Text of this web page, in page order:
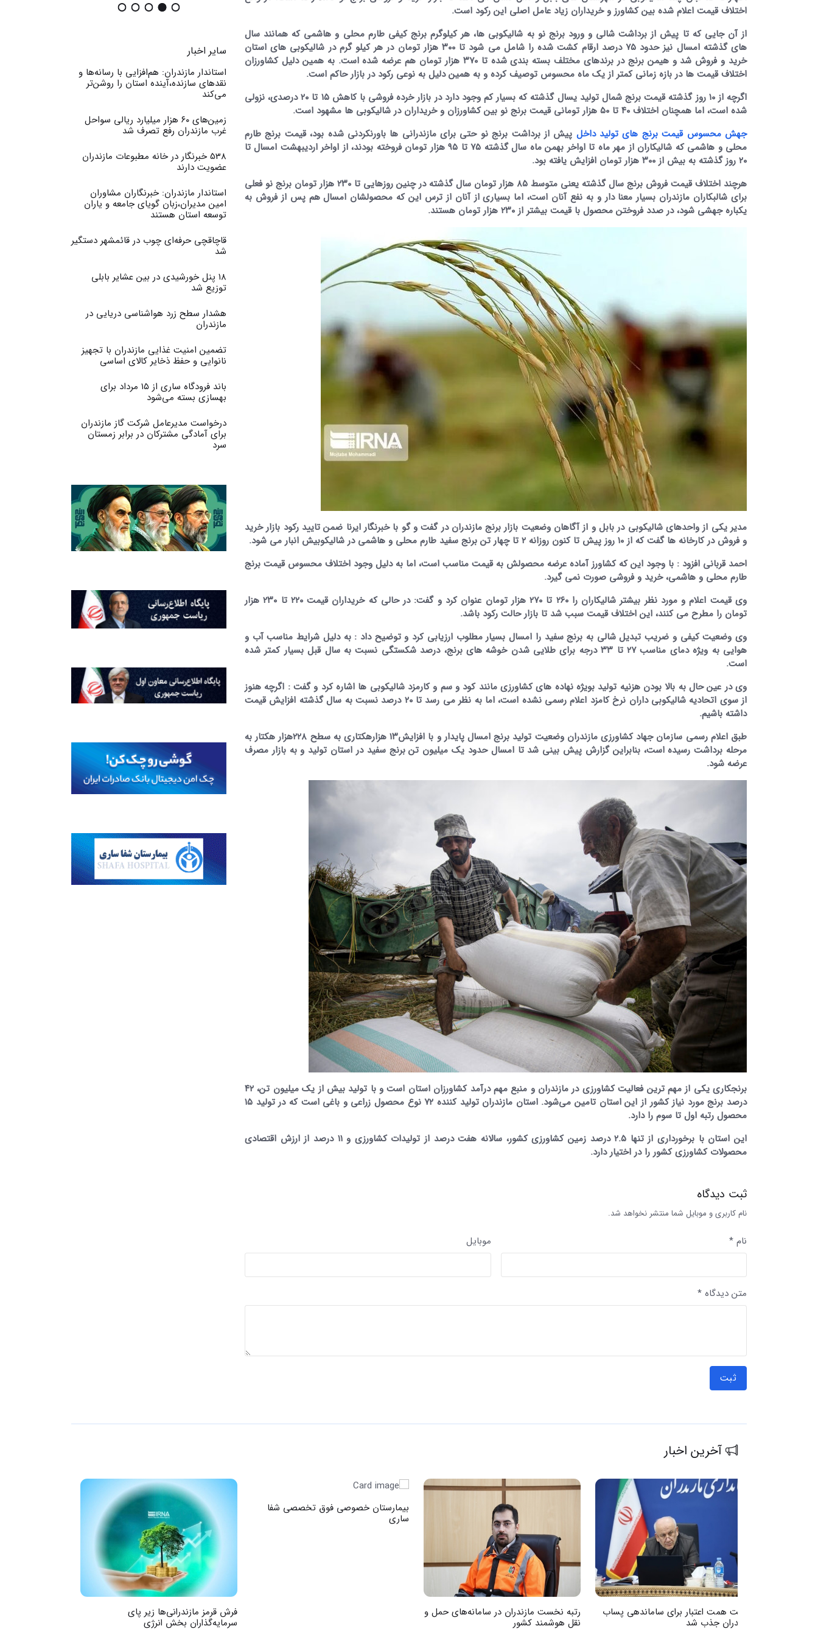
اختلاف قیمت اعلام شده بین کشاورز و خریداران زیاد عامل اصلی این رکود است.
از آن جایی که تا پیش از برداشت شالی و ورود برنج نو به شالیکوبی ها، هر کیلوگرم برنج کیفی طارم محلی و هاشمی که همانند سال
های گذشته امسال نیز حدود ۷۵ درصد ارقام کشت شده را شامل می شود تا ۳۰۰ هزار تومان در هر کیلو گرم در شالیکوبی های استان
خرید و فروش شد و هیمن برنج در برندهای مختلف بسته بندی شده تا ۳۷۰ هزار تومان هم عرضه شده است. به همین دلیل کشاورزان
اختلاف قیمت ها در بازه زمانی کمتر از یک ماه محسوس توصیف کرده و به همین دلیل به نوعی رکود در بازار حاکم است.
اگرچه از ۱۰ روز گذشته قیمت برنج شمال تولید یسال گذشته که بسیار کم وجود دارد در بازار خرده فروشی با کاهش ۱۵ تا ۲۰ درصدی، نزولی
شده است، اما همچنان اختلاف ۴۰ تا ۵۰ هزار تومانی قیمت برنج نو بین کشاورزان و خریداران در شالیکوبی ها مشهود است.
جهش محسوس قیمت برنج های تولید داخل پیش از برداشت برنج نو حتی برای مازندرانی ها باورنکردنی شده بود، قیمت برنج طارم
محلی و هاشمی که شالیکاران از مهر ماه تا اواخر بهمن ماه سال گذشته ۷۵ تا ۹۵ هزار تومان فروخته بودند، از اواخر اردیبهشت امسال تا
۲۰ روز گذشته به بیش از ۳۰۰ هزار تومان افزایش یافته بود.
هرچند اختلاف قیمت فروش برنج سال گذشته یعنی متوسط ۸۵ هزار تومان سال گذشته در چنین روزهایی تا ۲۳۰ هزار تومان برنج نو فعلی
برای شالبکاران مازندران بسیار معنا دار و به نفع آنان است، اما بسیاری از آنان از ترس این که محصولشان امسال هم پس از فروش به
یکباره جهشی شود، در صدد فروختن محصول با قیمت بیشتر از ۲۳۰ هزار تومان هستند.
مدیر یکی از واحدهای شالیکوبی در بابل و از آگاهان وضعیت بازار برنج مازندران در گفت و گو با خبرنگار ایرنا ضمن تایید رکود بازار خرید
و فروش در کارخانه ها گفت که از ۱۰ روز پیش تا کنون روزانه ۲ تا چهار تن برنج سفید طارم محلی و هاشمی در شالیکوبیش انبار می شود.
احمد قربانی افزود : با وجود این که کشاورز آماده عرضه محصولش به قیمت مناسب است، اما به دلیل وجود اختلاف محسوس قیمت برنج
طارم محلی و هاشمی، خرید و فروشی صورت نمی گیرد.
وی قیمت اعلام و مورد نظر بیشتر شالیکاران را ۲۶۰ تا ۲۷۰ هزار تومان عنوان کرد و گفت: در حالی که خریداران قیمت ۲۲۰ تا ۲۳۰ هزار
تومان را مطرح می کنند، این اختلاف قیمت سبب شد تا بازار حالت رکود باشد.
وی وضعیت کیفی و ضریب تبدیل شالی به برنج سفید را امسال بسیار مطلوب ارزیابی کرد و توضیح داد : به دلیل شرایط مناسب آب و
هوایی به ویژه دمای مناسب ۲۷ تا ۳۳ درجه برای طلایی شدن خوشه های برنج، درصد شکستگی نسبت به سال قبل بسیار کمتر شده
است.
وی در عین حال به بالا بودن هزنیه تولید بویژه نهاده های کشاورزی مانند کود و سم و کارمزد شالیکوبی ها اشاره کرد و گفت : اگرچه هنوز
از سوی اتحادیه شالیکوبی داران نرخ کامزد اعلام رسمی نشده است، اما به نظر می رسد تا ۲۰ درصد نسبت به سال گذشته افزایش قیمت
داشته باشیم.
طبق اعلام رسمی سازمان جهاد کشاورزی مازندران وضعیت تولید برنج امسال پایدار و با افزایش۱۳ هزارهکتاری به سطح ۲۲۸هزار هکتار به
مرحله برداشت رسیده است، بنابراین گزارش پیش بینی شد تا امسال حدود یک میلیون تن برنج سفید در استان تولید و به بازار مصرف
عرضه شود.
برنجکاری یکی از مهم ترین فعالیت کشاورزی در مازندران و منبع مهم درآمد کشاورزان استان است و با تولید بیش از یک میلیون تن، ۴۲
درصد برنج مورد نیاز کشور از این استان تامین می‌شود. استان مازندران تولید کننده ۷۲ نوع محصول زراعی و باغی است که در تولید ۱۵
محصول رتبه اول تا سوم را دارد.
این استان با برخورداری از تنها ۲.۵ درصد زمین کشاورزی کشور، سالانه هفت درصد از تولیدات کشاورزی و ۱۱ درصد از ارزش اقتصادی
محصولات کشاورزی کشور را در اختیار دارد.
ثبت دیدگاه
نام کاربری و موبایل شما منتشر نخواهد شد.
نام * موبایل
متن دیدگاه *
ثبت
سایر اخبار
استاندار مازندران: هم‌افزایی با رسانه‌ها و
نقدهای سازنده،آینده استان را روشن‌تر
می‌کند
زمین‌های ۶۰ هزار میلیارد ریالی سواحل
غرب مازندران رفع تصرف شد
538 خبرنگار در خانه مطبوعات مازندران
عضویت دارند
استاندار مازندران: خبرنگاران مشاوران
امین مدیران،زبان گویای جامعه و یاران
توسعه استان هستند
قاچاقچی حرفه‌ای چوب در قائمشهر دستگیر
شد
۱۸ پنل خورشیدی در بین عشایر بابلی
توزیع شد
هشدار سطح زرد هواشناسی دریایی در
مازندران
تضمین امنیت غذایی مازندران با تجهیز
نانوایی و حفظ ذخایر کالای اساسی
باند فرودگاه ساری از ۱۵ مرداد برای
بهسازی بسته می‌شود
درخواست مدیرعامل شرکت گاز مازندران
برای آمادگی مشترکان در برابر زمستان
سرد
آخرین اخبار
هشت همت اعتبار برای ساماندهی پساب
مازندران جذب شد
رتبه نخست مازندران در سامانه‌های حمل و
نقل هوشمند کشور
بیمارستان خصوصی فوق تخصصی شفا
ساری
فرش قرمز مازندرانی‌ها زیر پای
سرمایه‌گذاران بخش انرژی